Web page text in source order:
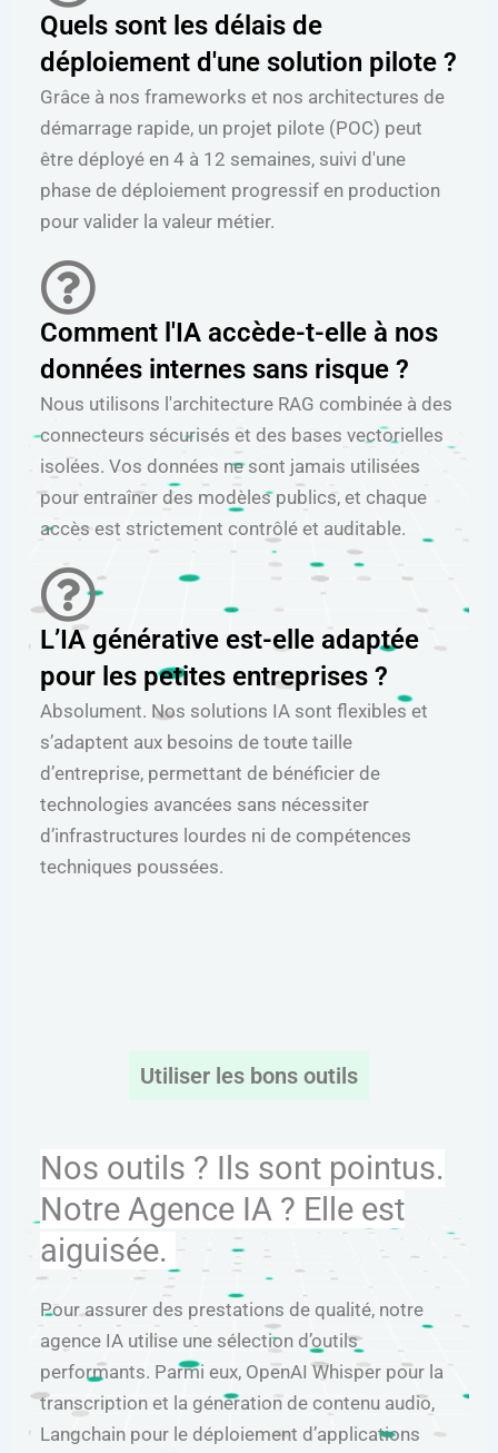
Quels sont les délais de
déploiement d'une solution pilote ?
Grâce à nos frameworks et nos architectures de
démarrage rapide, un projet pilote (POC) peut
être déployé en 4 à 12 semaines, suivi d'une
phase de déploiement progressif en production
pour valider la valeur métier.
Comment l'IA accède-t-elle à nos
données internes sans risque ?
Nous utilisons l'architecture RAG combinée à des
connecteurs sécurisés et des bases vectorielles
isolées. Vos données ne sont jamais utilisées
pour entraîner des modèles publics, et chaque
accès est strictement contrôlé et auditable.
L’IA générative est-elle adaptée
pour les petites entreprises ?
Absolument. Nos solutions IA sont flexibles et
s’adaptent aux besoins de toute taille
d’entreprise, permettant de bénéficier de
technologies avancées sans nécessiter
d’infrastructures lourdes ni de compétences
techniques poussées.
Utiliser les bons outils
Nos outils ? Ils sont pointus.
Notre Agence IA ? Elle est
aiguisée.
Pour assurer des prestations de qualité, notre
agence IA utilise une sélection d’outils
performants. Parmi eux, OpenAI Whisper pour la
transcription et la génération de contenu audio,
Langchain pour le déploiement d’applications